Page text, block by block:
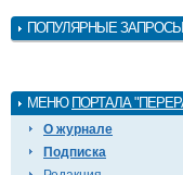
ПОПУЛЯРНЫЕ ЗАПРОСЫ
МЕНЮ ПОРТАЛА
О журнале
Подписка